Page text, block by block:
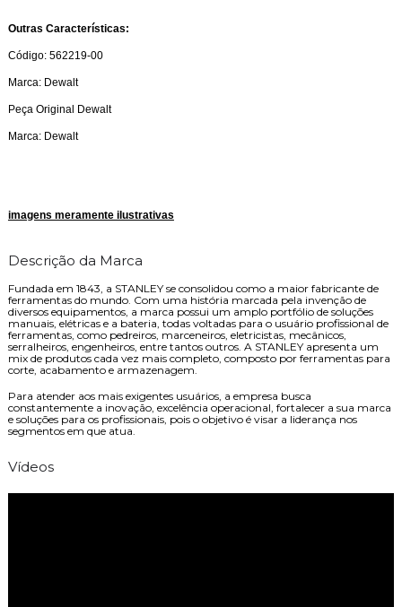
Outras Características:
Código: 562219-00
Marca: Dewalt
Peça Original Dewalt
Marca: Dewalt
imagens meramente ilustrativas
Descrição da Marca
Fundada em 1843, a STANLEY se consolidou como a maior fabricante de
ferramentas do mundo. Com uma história marcada pela invenção de
diversos equipamentos, a marca possui um amplo portfólio de soluções
manuais, elétricas e a bateria, todas voltadas para o usuário profissional de
ferramentas, como pedreiros, marceneiros, eletricistas, mecânicos,
serralheiros, engenheiros, entre tantos outros. A STANLEY apresenta um
mix de produtos cada vez mais completo, composto por ferramentas para
corte, acabamento e armazenagem.
Para atender aos mais exigentes usuários, a empresa busca
constantemente a inovação, excelência operacional, fortalecer a sua marca
e soluções para os profissionais, pois o objetivo é visar a liderança nos
segmentos em que atua.
Vídeos